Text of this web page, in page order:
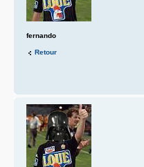
fernando
Retour